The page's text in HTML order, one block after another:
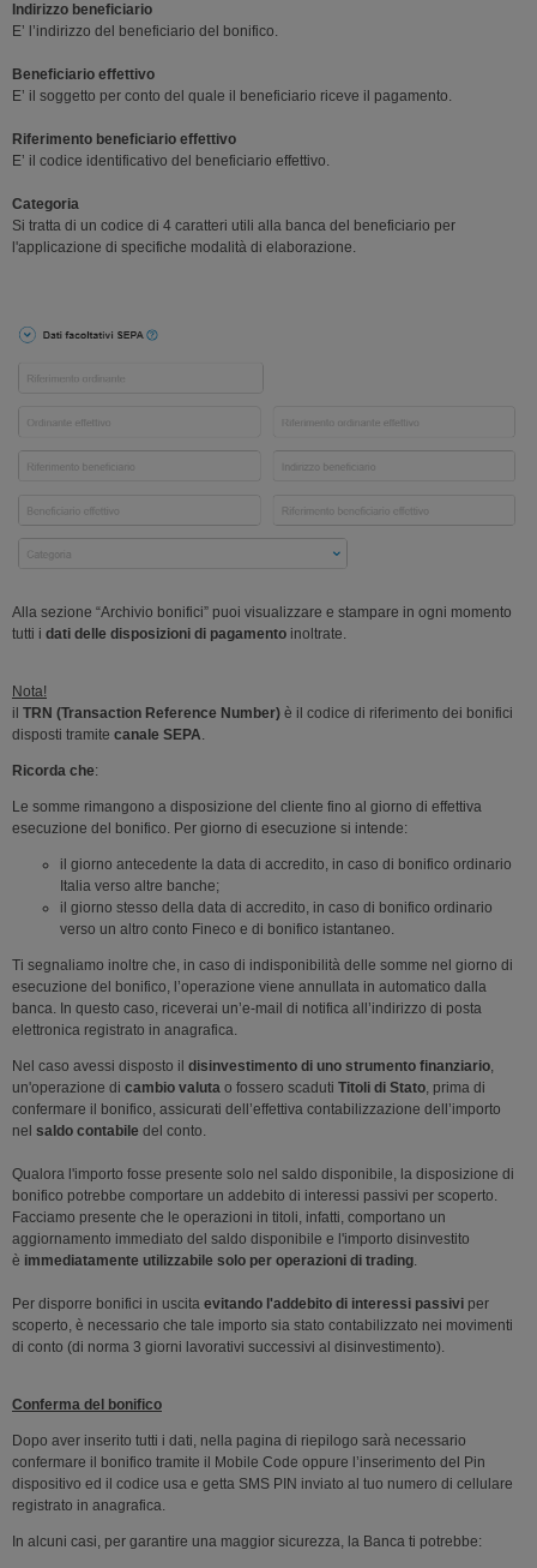
Indirizzo beneficiario
E’ l’indirizzo del beneficiario del bonifico.
Beneficiario effettivo
E’ il soggetto per conto del quale il beneficiario riceve il pagamento.
Riferimento beneficiario effettivo
E’ il codice identificativo del beneficiario effettivo.
Categoria
Si tratta di un codice di 4 caratteri utili alla banca del beneficiario per
l'applicazione di specifiche modalità di elaborazione.
Alla sezione “Archivio bonifici” puoi visualizzare e stampare in ogni momento
tutti i dati delle disposizioni di pagamento inoltrate.
Nota!
il TRN (Transaction Reference Number) è il codice di riferimento dei bonifici
disposti tramite canale SEPA.
Ricorda che:
Le somme rimangono a disposizione del cliente fino al giorno di effettiva
esecuzione del bonifico. Per giorno di esecuzione si intende:
il giorno antecedente la data di accredito, in caso di bonifico ordinario
Italia verso altre banche;
il giorno stesso della data di accredito, in caso di bonifico ordinario
verso un altro conto Fineco e di bonifico istantaneo.
Ti segnaliamo inoltre che, in caso di indisponibilità delle somme nel giorno di
esecuzione del bonifico, l’operazione viene annullata in automatico dalla
banca. In questo caso, riceverai un’e-mail di notifica all’indirizzo di posta
elettronica registrato in anagrafica.
Nel caso avessi disposto il disinvestimento di uno strumento finanziario,
un'operazione di cambio valuta o fossero scaduti Titoli di Stato, prima di
confermare il bonifico, assicurati dell’effettiva contabilizzazione dell’importo
nel saldo contabile del conto.
Qualora l'importo fosse presente solo nel saldo disponibile, la disposizione di
bonifico potrebbe comportare un addebito di interessi passivi per scoperto.
Facciamo presente che le operazioni in titoli, infatti, comportano un
aggiornamento immediato del saldo disponibile e l'importo disinvestito
è immediatamente utilizzabile solo per operazioni di trading.
Per disporre bonifici in uscita evitando l'addebito di interessi passivi per
scoperto, è necessario che tale importo sia stato contabilizzato nei movimenti
di conto (di norma 3 giorni lavorativi successivi al disinvestimento).
Conferma del bonifico
Dopo aver inserito tutti i dati, nella pagina di riepilogo sarà necessario
confermare il bonifico tramite il Mobile Code oppure l’inserimento del Pin
dispositivo ed il codice usa e getta SMS PIN inviato al tuo numero di cellulare
registrato in anagrafica.
In alcuni casi, per garantire una maggior sicurezza, la Banca ti potrebbe: